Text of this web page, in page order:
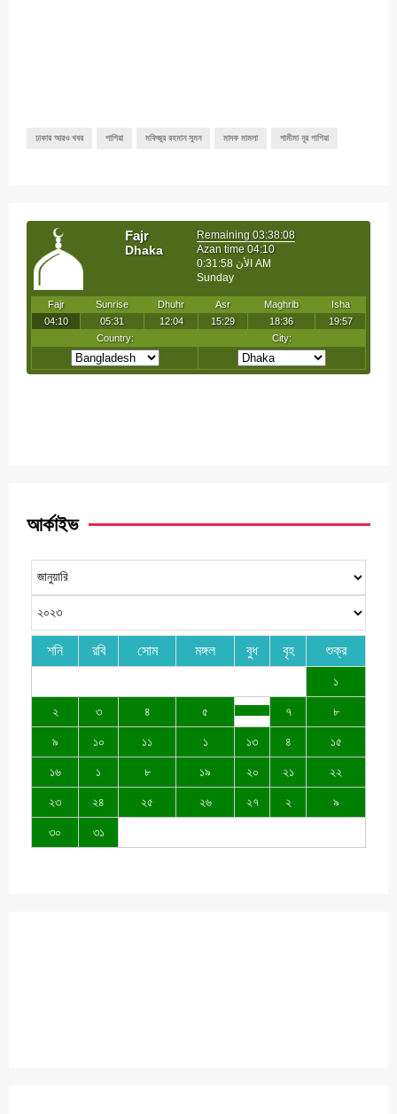
ঢাকার আরও খবর পাপিয়া মফিজুর রহমান সুমন মাদক মামলা শামীমা নূর পাপিয়া
আর্কাইভ
শনি রবি সোম মঙ্গল বুধ বৃহ শুক্র
১
২ ৩ ৪ ৫ ৭ ৮
৯ ১০ ১১ ১ ১৩ ৪ ১৫
১৬ ১ ৮ ১৯ ২০ ২১ ২২
২৩ ২৪ ২৫ ২৬ ২৭ ২ ৯
৩০ ৩১